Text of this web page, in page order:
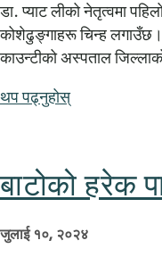
डा. प्याट लीको नेतृत्वमा
कोशेढुङ्गाहरू चिन्ह लगाउँछ।
काउन्टीको अस्पताल
थप पढ्नुहोस्
बाटोको हरेक
जुलाई १०, २०२४